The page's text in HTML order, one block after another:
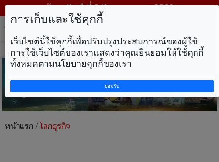
วันอาทิตย์ ที่ 9 สิงหาคม พ.ศ. 2569
หน้าแรก/โลกธุรกิจ
การเก็บและใช้คุกกี้
เว็บไซต์นี้ใช้คุกกี้เพื่อปรับปรุงประสบการณ์ของผู้ใช้
การใช้เว็บไซต์ของเราแสดงว่าคุณยินยอมให้ใช้คุกกี้
ทั้งหมดตามนโยบายคุกกี้ของเรา
ยอมรับ